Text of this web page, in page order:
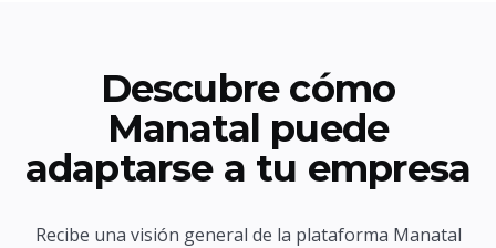
Descubre cómo
Manatal puede
adaptarse a tu empresa
Recibe una visión general de la plataforma Manatal